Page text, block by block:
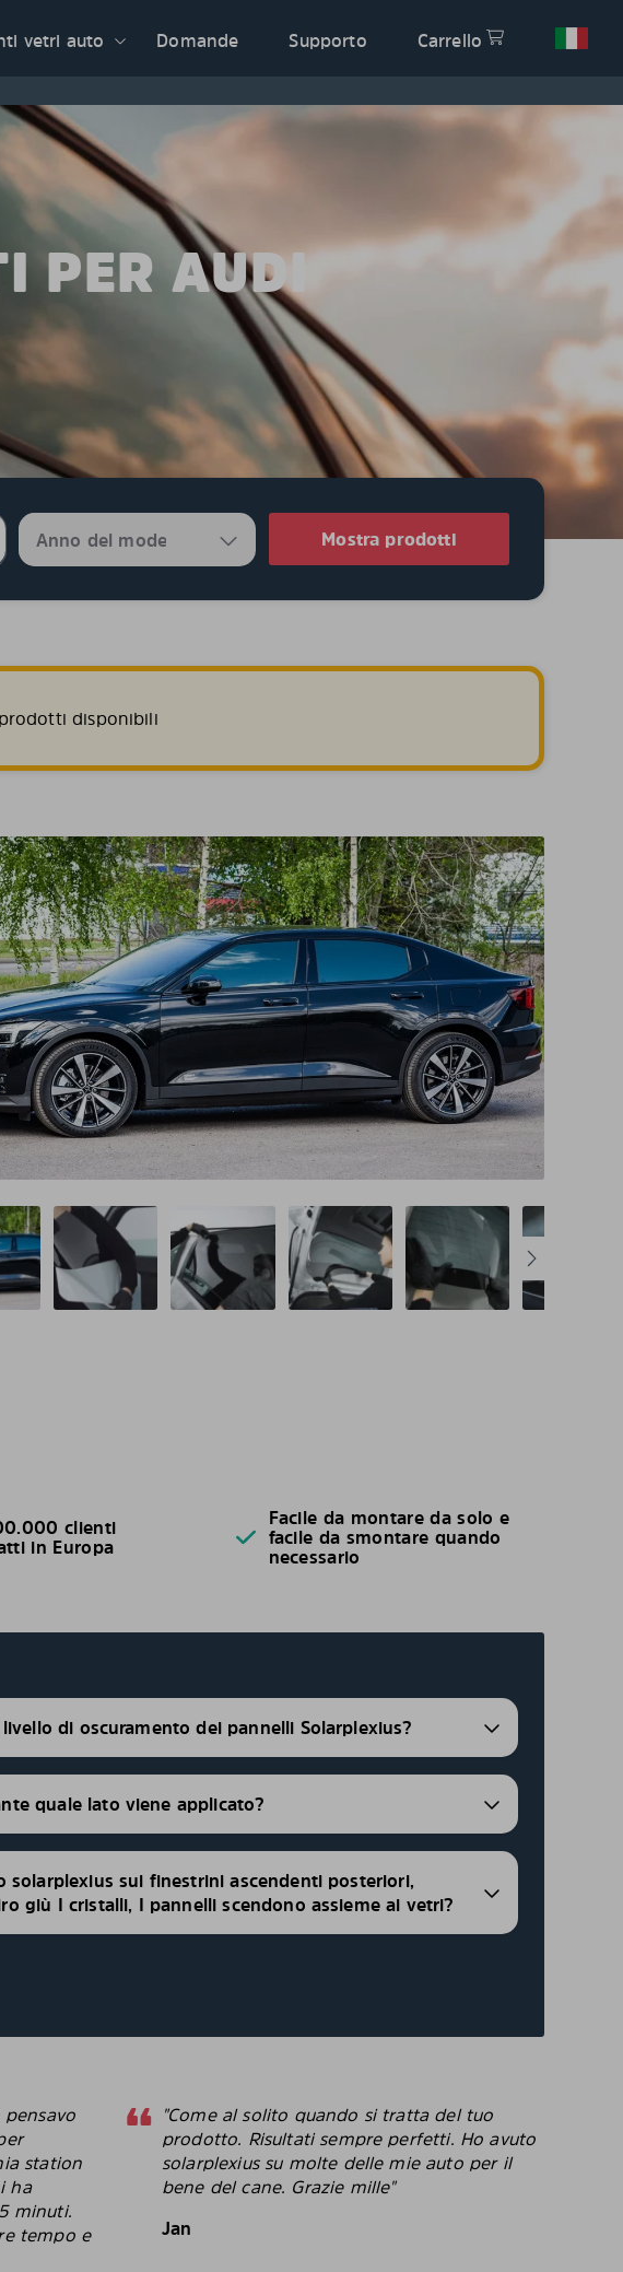
vetri auto Domande Supporto Carrello
PER AUDI
Mostra prodotti
disponibili
clienti
in Europa
Facile da montare da solo e
facile da smontare quando
necessario
di oscuramento dei pannelli Solarplexius?
quale lato viene applicato?
solarplexius sui finestrini ascendenti posteriori,
giù I cristalli, I pannelli scendono assieme ai vetri?
station
ha
minuti.
tempo e
"Come al solito quando si tratta del tuo
prodotto. Risultati sempre perfetti. Ho avuto
solarplexius su molte delle mie auto per il
bene del cane. Grazie mille"
Jan